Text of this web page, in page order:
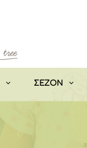
ΣEZON